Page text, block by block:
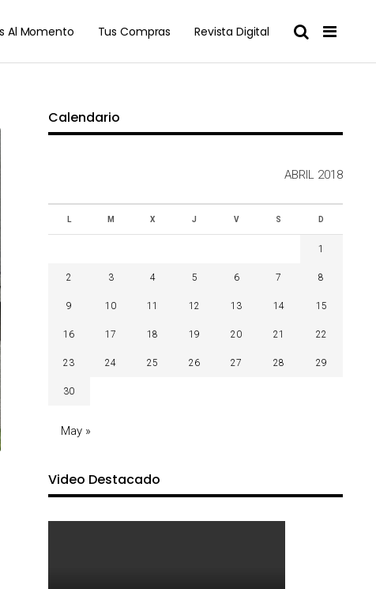
Al Momento Tus Compras Revista Digital
Calendario
ABRIL 2018
L M X J V S D
1
2 3 4 5 6 7 8
9 10 11 12 13 14 15
16 17 18 19 20 21 22
23 24 25 26 27 28 29
30
May »
Video Destacado